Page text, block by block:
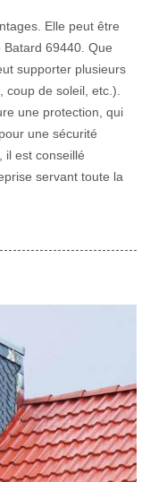
Elle peut être
69440. Que
supporter plusieurs
de soleil, etc.).
une protection, qui
une sécurité
il est conseillé
servant toute la